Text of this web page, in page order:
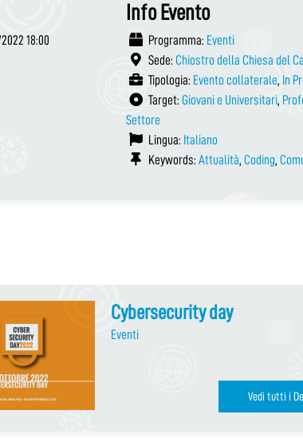
18:00
Info Evento
Programma: Eventi
Sede: Chiostro della Chiesa del
Tipologia: Evento collaterale, In
Target: Giovani e Universitari,
Settore
Lingua: Italiano
Keywords: Attualità, Coding,
Cybersecurity day
Eventi
Vedi tutti i